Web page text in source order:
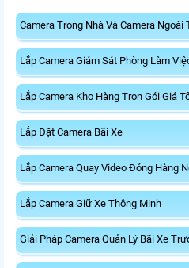
Camera Trong Nhà Và Camera
Lắp Camera Giám Sát Phòng Làm
Lắp Camera Kho Hàng Trọn Gói Giá
Lắp Đặt Camera Bãi Xe
Lắp Camera Quay Video Đóng Hàng
Lắp Camera Giữ Xe Thông Minh
Giải Pháp Camera Quản Lý Bãi Xe